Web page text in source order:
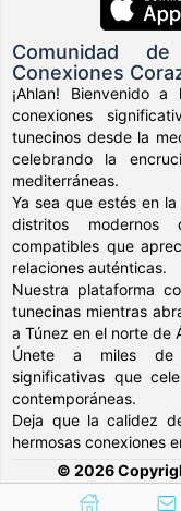
Comunidad
Conexiones
¡Ahlan! Bienvenido
conexiones
tunecinos desde la
celebrando la
mediterráneas.
Ya sea que estés en
distritos
compatibles que
relaciones auténticas.
Nuestra plataforma
tunecinas mientras
a Túnez en el norte de
Únete a miles de
significativas que
contemporáneas.
Deja que la calidez
hermosas conexiones
© 2026